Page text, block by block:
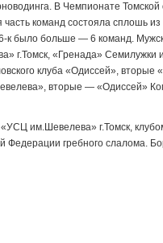
В Чемпионате
команд состояла сплошь из
к было больше — 6 команд.
г.Томск, «Гренада» Семилужки
клуба «Одиссей», вторые
вторые — «Одиссей»
им.Шевелева» г.Томск,
Федерации гребного слалома.